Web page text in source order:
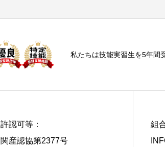
私たちは技能実習生を5年間
許認可等：
関産認協第2377号
組